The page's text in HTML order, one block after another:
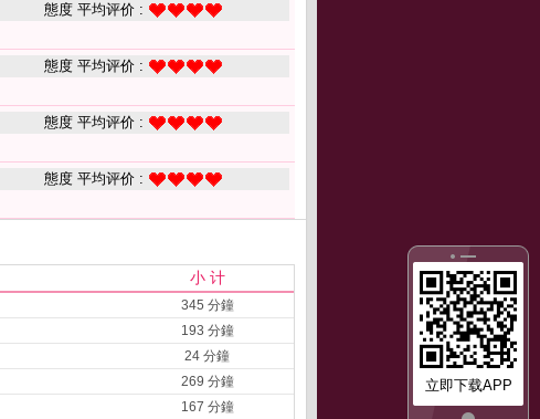
立即下载APP
態度 平均评价 :
態度 平均评价 :
態度 平均评价 :
態度 平均评价 :
小 计
345 分鐘
193 分鐘
24 分鐘
269 分鐘
167 分鐘